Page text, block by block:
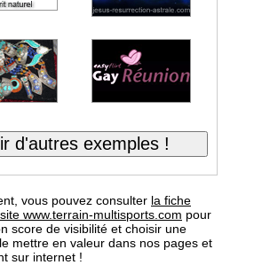
vous pouvez consulter la fiche
www.terrain-multisports.com pour
score de visibilité et choisir une
mettre en valeur dans nos pages et
sur internet !